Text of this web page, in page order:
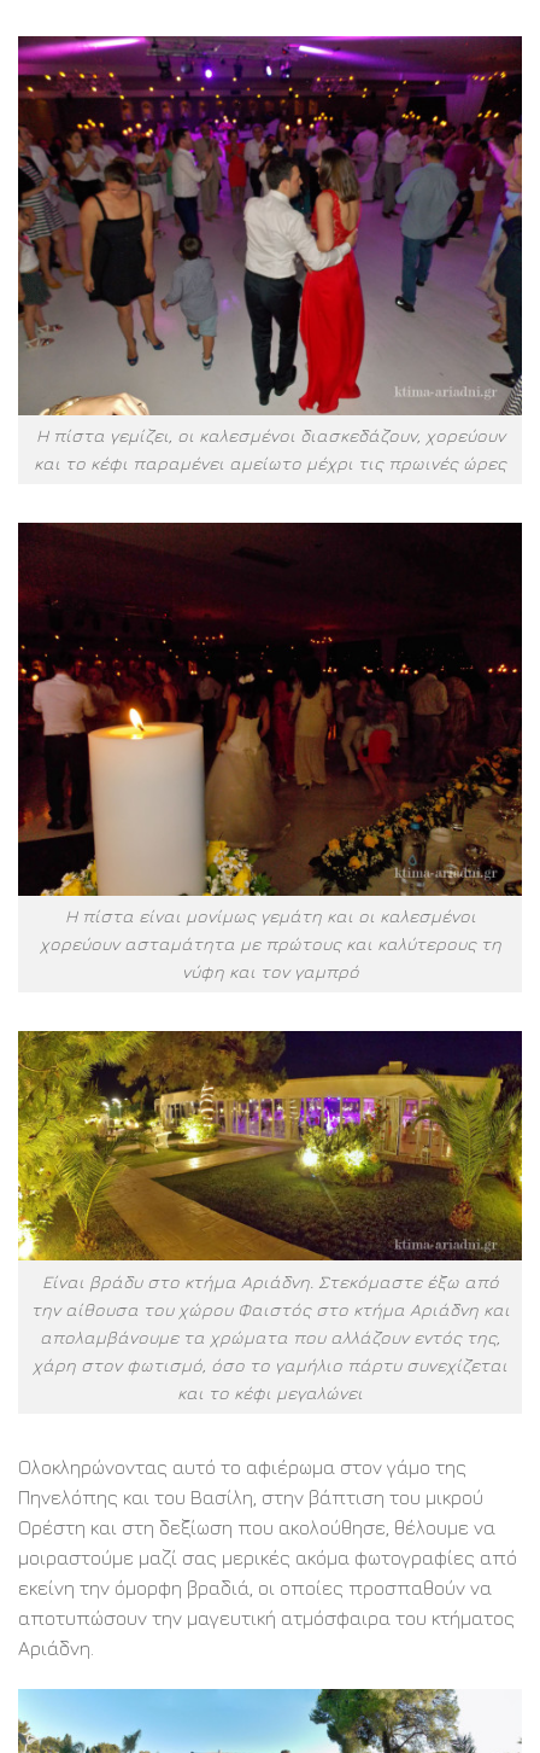
Η πίστα γεμίζει, οι καλεσμένοι διασκεδάζουν, χορεύουν
και το κέφι παραμένει αμείωτο μέχρι τις πρωινές ώρες
Η πίστα είναι μονίμως γεμάτη και οι καλεσμένοι
χορεύουν ασταμάτητα με πρώτους και καλύτερους τη
νύφη και τον γαμπρό
Είναι βράδυ στο κτήμα Αριάδνη. Στεκόμαστε έξω από
την αίθουσα του χώρου Φαιστός στο κτήμα Αριάδνη και
απολαμβάνουμε τα χρώματα που αλλάζουν εντός της,
χάρη στον φωτισμό, όσο το γαμήλιο πάρτυ συνεχίζεται
και το κέφι μεγαλώνει
Ολοκληρώνοντας αυτό το αφιέρωμα στον γάμο της
Πηνελόπης και του Βασίλη, στην βάπτιση του μικρού
Ορέστη και στη δεξίωση που ακολούθησε, θέλουμε να
μοιραστούμε μαζί σας μερικές ακόμα φωτογραφίες από
εκείνη την όμορφη βραδιά, οι οποίες προσπαθούν να
αποτυπώσουν την μαγευτική ατμόσφαιρα του κτήματος
Αριάδνη.